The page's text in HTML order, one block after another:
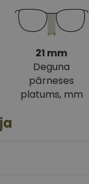
21 mm
Deguna
pārneses
platums, mm